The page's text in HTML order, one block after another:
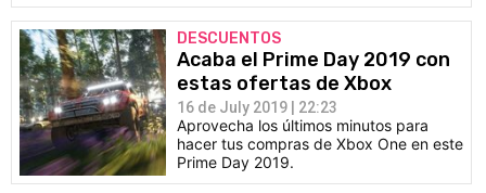
DESCUENTOS
Acaba el Prime Day 2019 con
estas ofertas de Xbox
16 de July 2019 | 22:23
Aprovecha los últimos minutos para
hacer tus compras de Xbox One en este
Prime Day 2019.